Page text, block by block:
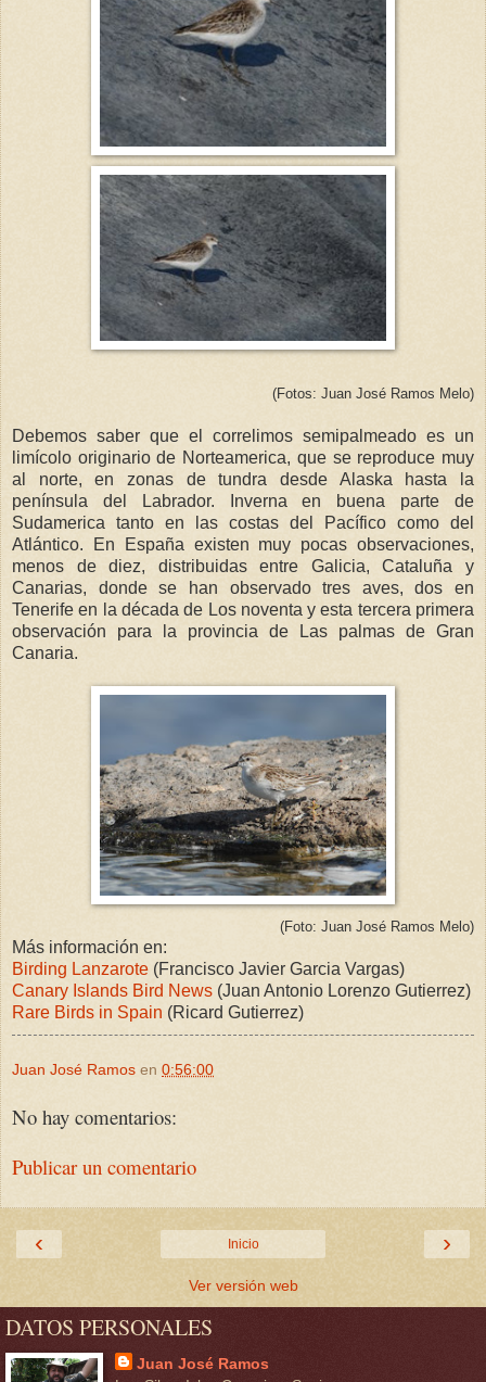
(Fotos: Juan José Ramos Melo)
Debemos saber que el correlimos semipalmeado es un
limícolo originario de Norteamerica, que se reproduce muy
al norte, en zonas de tundra desde Alaska hasta la
península del Labrador. Inverna en buena parte de
Sudamerica tanto en las costas del Pacífico como del
Atlántico. En España existen muy pocas observaciones,
menos de diez, distribuidas entre Galicia, Cataluña y
Canarias, donde se han observado tres aves, dos en
Tenerife en la década de Los noventa y esta tercera primera
observación para la provincia de Las palmas de Gran
Canaria.
(Foto: Juan José Ramos Melo)
Más información en:
Birding Lanzarote (Francisco Javier Garcia Vargas)
Canary Islands Bird News (Juan Antonio Lorenzo Gutierrez)
Rare Birds in Spain (Ricard Gutierrez)
Juan José Ramos en 0:56:00
No hay comentarios:
Publicar un comentario
‹ ›
Inicio
Ver versión web
DATOS PERSONALES
Juan José Ramos